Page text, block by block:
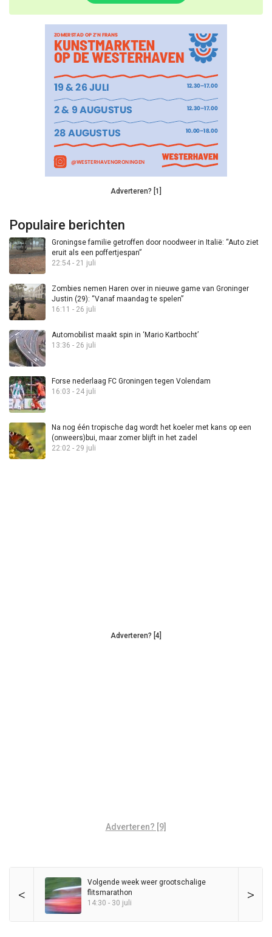
Adverteren? [1]
Populaire berichten
Groningse familie getroffen door noodweer in Italië: “Auto ziet
eruit als een poffertjespan”
22:54 - 21 juli
Zombies nemen Haren over in nieuwe game van Groninger
Justin (29): “Vanaf maandag te spelen”
16:11 - 26 juli
Automobilist maakt spin in ‘Mario Kartbocht’
13:36 - 26 juli
Forse nederlaag FC Groningen tegen Volendam
16:03 - 24 juli
Na nog één tropische dag wordt het koeler met kans op een
(onweers)bui, maar zomer blijft in het zadel
22:02 - 29 juli
Adverteren? [4]
Adverteren? [9]
< >
Volgende week weer grootschalige
flitsmarathon
14:30 - 30 juli